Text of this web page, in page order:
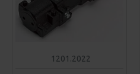
1201.2022